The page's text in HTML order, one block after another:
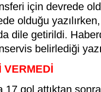
için devrede
olduğu
dile getirildi.
belirlediği
VERMEDİ
17 gol attıktan